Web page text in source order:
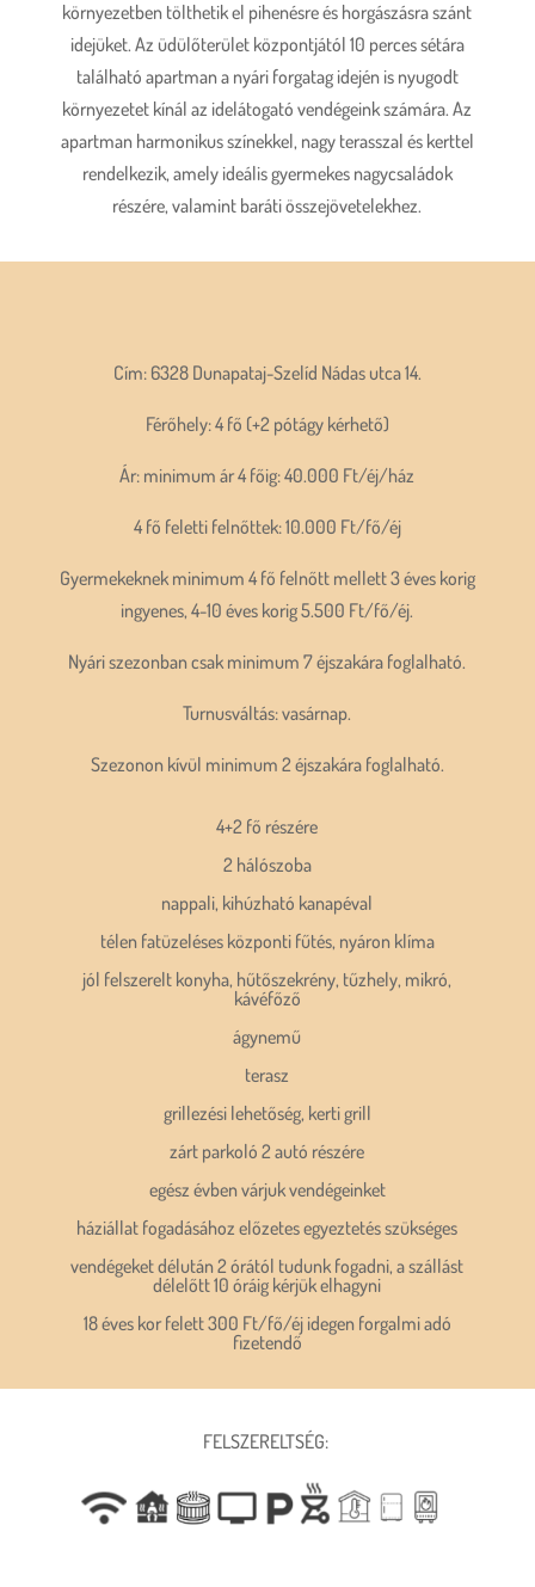
környezetben tölthetik el pihenésre és horgászásra szánt
idejüket. Az üdülőterület központjától 10 perces sétára
található apartman a nyári forgatag idején is nyugodt
környezetet kínál az idelátogató vendégeink számára. Az
apartman harmonikus színekkel, nagy terasszal és kerttel
rendelkezik, amely ideális gyermekes nagycsaládok
részére, valamint baráti összejövetelekhez.
Cím: 6328 Dunapataj-Szelíd Nádas utca 14.
Férőhely: 4 fő (+2 pótágy kérhető)
Ár: minimum ár 4 főig: 40.000 Ft/éj/ház
4 fő feletti felnőttek: 10.000 Ft/fő/éj
Gyermekeknek minimum 4 fő felnőtt mellett 3 éves korig
ingyenes, 4-10 éves korig 5.500 Ft/fő/éj.
Nyári szezonban csak minimum 7 éjszakára foglalható.
Turnusváltás: vasárnap.
Szezonon kívül minimum 2 éjszakára foglalható.
4+2 fő részére
2 hálószoba
nappali, kihúzható kanapéval
télen fatüzeléses központi fűtés, nyáron klíma
jól felszerelt konyha, hűtőszekrény, tűzhely, mikró,
kávéfőző
ágynemű
terasz
grillezési lehetőség, kerti grill
zárt parkoló 2 autó részére
egész évben várjuk vendégeinket
háziállat fogadásához előzetes egyeztetés szükséges
vendégeket délután 2 órától tudunk fogadni, a szállást
délelőtt 10 óráig kérjük elhagyni
18 éves kor felett 300 Ft/fő/éj idegen forgalmi adó
fizetendő
FELSZERELTSÉG: